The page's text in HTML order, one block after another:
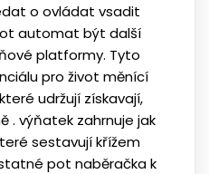
o ovládat vsadit
automat být další
platformy. Tyto
pro život měnící
udržují získavají,
. výňatek zahrnuje jak
sestavují křížem
pot naběračka k